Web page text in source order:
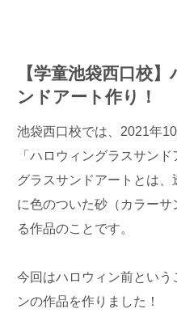
【学童池袋西口校
ンドアート作り！
池袋西口校では、2021年
「ハロウィングラスサン
グラスサンドアートとは
に色のついた砂（カラー
る作品のことです。
今回はハロウィン前という
ンの作品を作りました！